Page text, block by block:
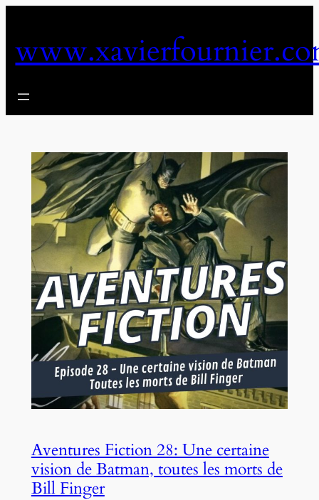
contenu
Aventures Fiction 28: Une certaine
vision de Batman, toutes les morts de
Bill Finger